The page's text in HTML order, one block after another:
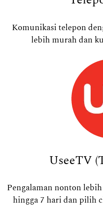
Komunikasi telepon
lebih murah dan
UseeTV
Pengalaman nonton
hingga 7 hari dan pilih